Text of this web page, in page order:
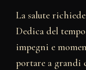
La salute
Dedica del
impegni e
portare a grandi